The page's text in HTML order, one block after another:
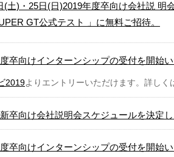
(土)・25日(日)2019年度卒向け会社説 明
GT公式テスト 」に無料ご招待。
卒向けインターンシップの受付を開始い
2019よりエントリーいただけます。詳しく
卒向け会社説明会スケジュールを決定し
卒向けインターンシップの受付を開始い